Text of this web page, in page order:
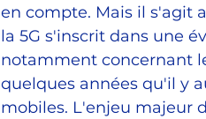
en compte. Mais il s'agit
la 5G s'inscrit dans une
notamment concernant
quelques années qu'il y
mobiles. L'enjeu majeur